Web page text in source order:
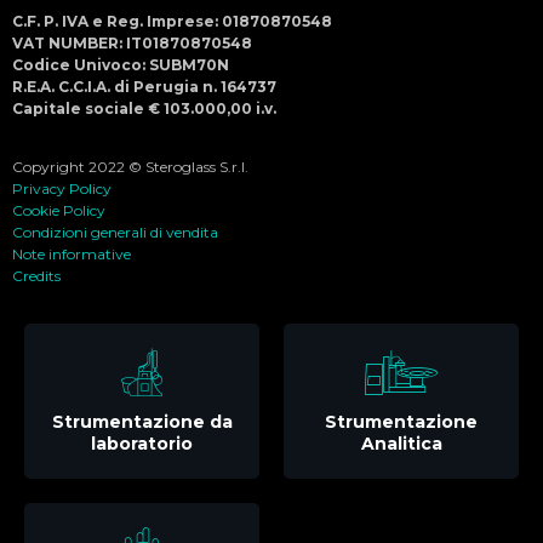
C.F. P. IVA e Reg. Imprese: 01870870548
VAT NUMBER: IT01870870548
Codice Univoco: SUBM70N
R.E.A. C.C.I.A. di Perugia n. 164737
Capitale sociale € 103.000,00 i.v.
Copyright 2022 © Steroglass S.r.l.
Privacy Policy
Cookie Policy
Condizioni generali di vendita
Note informative
Credits
Strumentazione da
laboratorio
Strumentazione
Analitica